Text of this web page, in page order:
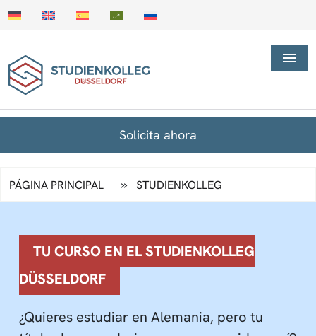
Solicita ahora
PÁGINA PRINCIPAL » STUDIENKOLLEG
TU CURSO EN EL STUDIENKOLLEG
DÜSSELDORF
¿Quieres estudiar en Alemania, pero tu